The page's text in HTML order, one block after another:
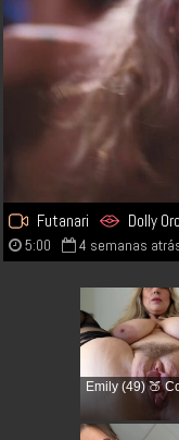
Futanari Dolly
5:00 4 semanas
Emily (49) 🍑